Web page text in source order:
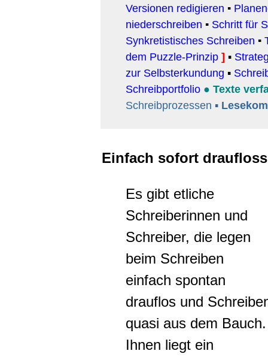
Versionen redigieren ▪
niederschreiben ▪ Schritt für
Synkretistisches Schreiben ▪
dem Puzzle-Prinzip ] ▪
zur Selbsterkundung ▪
Schreibportfolio ● Texte
Schreibprozessen ▪
Einfach sofort
Es gibt etliche
Schreiberinnen und
Schreiber, die legen
beim Schreiben
einfach spontan
drauflos und
quasi aus dem Bauch.
Ihnen liegt ein